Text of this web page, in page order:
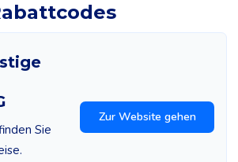
Sie
Zur Website gehen